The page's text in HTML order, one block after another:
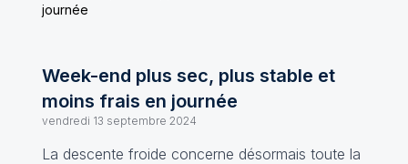
journée
Week-end plus sec, plus stable et
moins frais en journée
vendredi 13 septembre 2024
La descente froide concerne désormais toute la